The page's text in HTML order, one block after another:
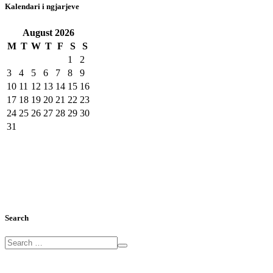
Kalendari i ngjarjeve
August 2026
M T W T F S
S
1
2
3
4 5 6 7 8
9
10 11 12 13 14 15 16
17 18 19 20 21 22 23
24 25 26 27 28 29 30
31
Search